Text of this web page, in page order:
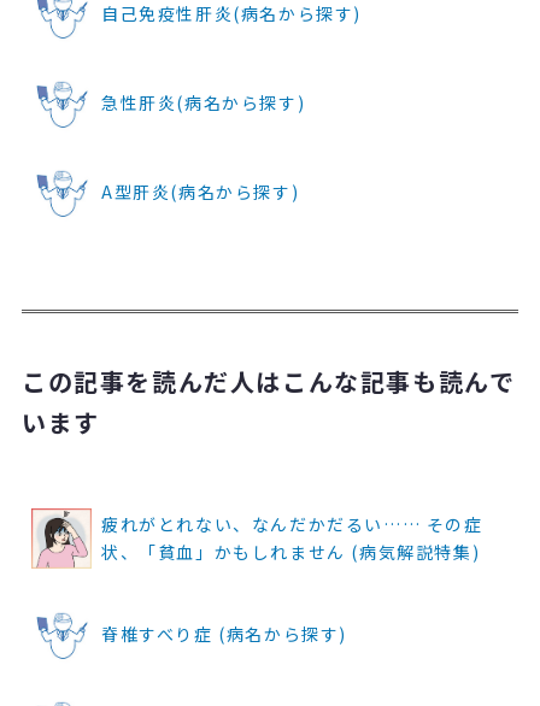
自己免疫性肝炎(病名から探す)
急性肝炎(病名から探す)
A型肝炎(病名から探す)
この記事を読んだ人はこんな記事も読んで
います
疲れがとれない、なんだかだるい…… その症
状、「貧血」かもしれません (病気解説特集)
脊椎すべり症 (病名から探す)